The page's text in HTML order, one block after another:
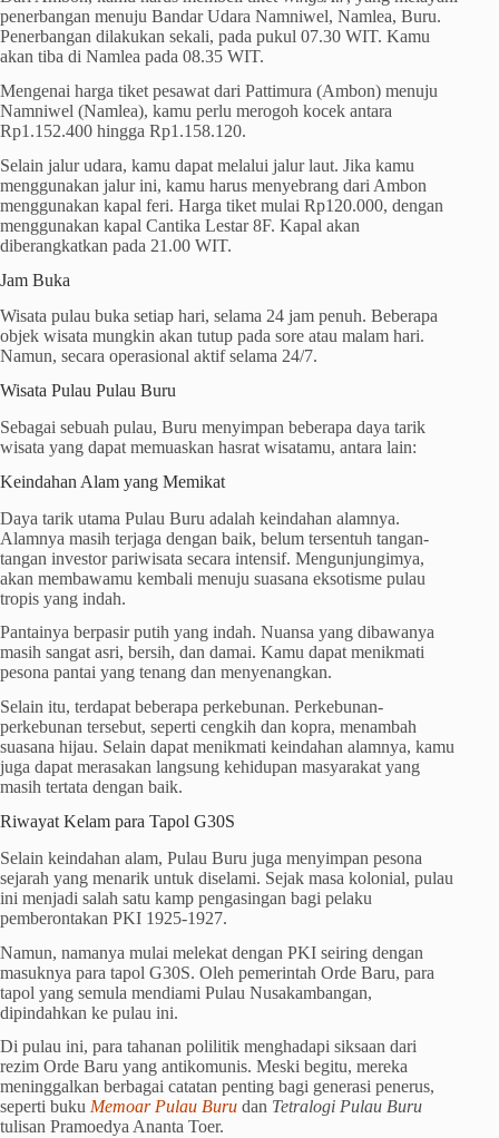
penerbangan menuju Bandar Udara Namniwel, Namlea, Buru.
Penerbangan dilakukan sekali, pada pukul 07.30 WIT. Kamu
akan tiba di Namlea pada 08.35 WIT.
Mengenai harga tiket pesawat dari Pattimura (Ambon) menuju
Namniwel (Namlea), kamu perlu merogoh kocek antara
Rp1.152.400 hingga Rp1.158.120.
Selain jalur udara, kamu dapat melalui jalur laut. Jika kamu
menggunakan jalur ini, kamu harus menyebrang dari Ambon
menggunakan kapal feri. Harga tiket mulai Rp120.000, dengan
menggunakan kapal Cantika Lestar 8F. Kapal akan
diberangkatkan pada 21.00 WIT.
Jam Buka
Wisata pulau buka setiap hari, selama 24 jam penuh. Beberapa
objek wisata mungkin akan tutup pada sore atau malam hari.
Namun, secara operasional aktif selama 24/7.
Wisata Pulau Pulau Buru
Sebagai sebuah pulau, Buru menyimpan beberapa daya tarik
wisata yang dapat memuaskan hasrat wisatamu, antara lain:
Keindahan Alam yang Memikat
Daya tarik utama Pulau Buru adalah keindahan alamnya.
Alamnya masih terjaga dengan baik, belum tersentuh tangan-
tangan investor pariwisata secara intensif. Mengunjungimya,
akan membawamu kembali menuju suasana eksotisme pulau
tropis yang indah.
Pantainya berpasir putih yang indah. Nuansa yang dibawanya
masih sangat asri, bersih, dan damai. Kamu dapat menikmati
pesona pantai yang tenang dan menyenangkan.
Selain itu, terdapat beberapa perkebunan. Perkebunan-
perkebunan tersebut, seperti cengkih dan kopra, menambah
suasana hijau. Selain dapat menikmati keindahan alamnya, kamu
juga dapat merasakan langsung kehidupan masyarakat yang
masih tertata dengan baik.
Riwayat Kelam para Tapol G30S
Selain keindahan alam, Pulau Buru juga menyimpan pesona
sejarah yang menarik untuk diselami. Sejak masa kolonial, pulau
ini menjadi salah satu kamp pengasingan bagi pelaku
pemberontakan PKI 1925-1927.
Namun, namanya mulai melekat dengan PKI seiring dengan
masuknya para tapol G30S. Oleh pemerintah Orde Baru, para
tapol yang semula mendiami Pulau Nusakambangan,
dipindahkan ke pulau ini.
Di pulau ini, para tahanan polilitik menghadapi siksaan dari
rezim Orde Baru yang antikomunis. Meski begitu, mereka
meninggalkan berbagai catatan penting bagi generasi penerus,
seperti buku Memoar Pulau Buru dan Tetralogi Pulau Buru
tulisan Pramoedya Ananta Toer.